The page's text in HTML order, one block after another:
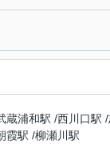
蔵浦和駅 /西川口駅 /
霞駅 /柳瀬川駅